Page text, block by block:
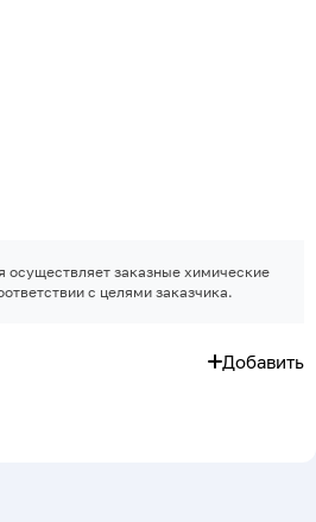
осуществляет заказные химические
с целями заказчика.
Добавить